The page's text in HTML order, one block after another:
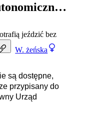
W. żeńska
Projektant pojazdów autonomicznych
jeździć bez
są dostępne,
przypisany do
Urząd